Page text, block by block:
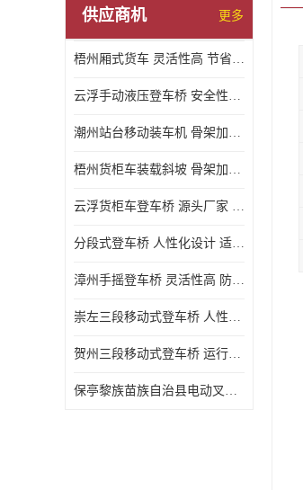
供应商机 更多
梧州厢式货车 灵活性高 节省空间
云浮手动液压登车桥 安全性较高 节省空间
潮州站台移动装车机 骨架加密 承载更强 皇加力机械设备厂
梧州货柜车装载斜坡 骨架加密 承载更强 皇加力机械设备厂
云浮货柜车登车桥 源头厂家 提高装卸作业效率
分段式登车桥 人性化设计 适用性广
漳州手摇登车桥 灵活性高 防滑性能好
崇左三段移动式登车桥 人性化设计 防滑性能好
贺州三段移动式登车桥 运行可靠 防滑性能好
保亭黎族苗族自治县电动叉车 性能稳定 运行平稳